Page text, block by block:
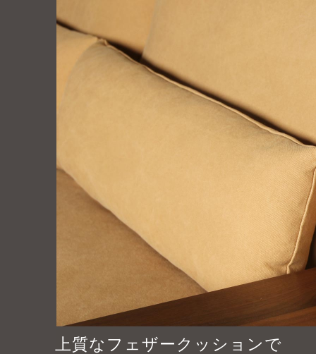
上質なフェザークッションで